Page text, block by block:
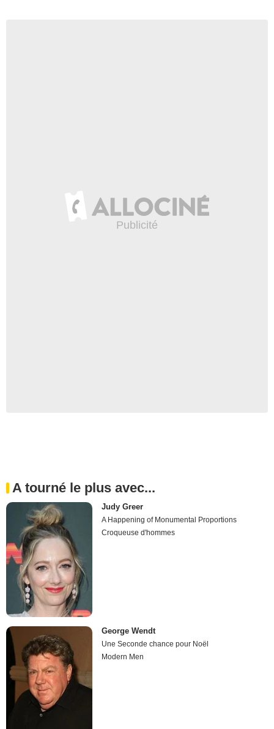
A tourné le plus avec...
Judy Greer
A Happening of Monumental Proportions
Croqueuse d'hommes
George Wendt
Une Seconde chance pour Noël
Modern Men